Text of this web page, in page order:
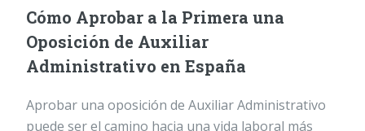
Cómo Aprobar a la Primera una
Oposición de Auxiliar
Administrativo en España
Aprobar una oposición de Auxiliar Administrativo
puede ser el camino hacia una vida laboral más